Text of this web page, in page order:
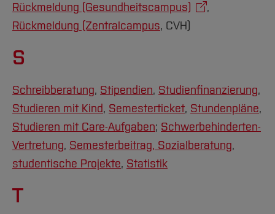
Rückmeldung (Gesundheitscampus)
,
Rückmeldung (Zentralcampus, CVH)
S
Schreibberatung, Stipendien, Studienfinanzierung,
Studieren mit Kind, Semesterticket, Stundenpläne,
Studieren mit Care-Aufgaben; Schwerbehinderten-
Vertretung, Semesterbeitrag, Sozialberatung,
studentische Projekte, Statistik
T